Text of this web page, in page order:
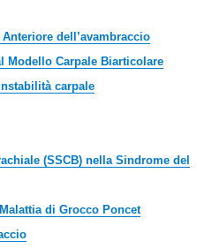
dell’avambraccio
Modello Carpale Biarticolare
carpale
(SSCB) nella Sindrome del
di Grocco Poncet